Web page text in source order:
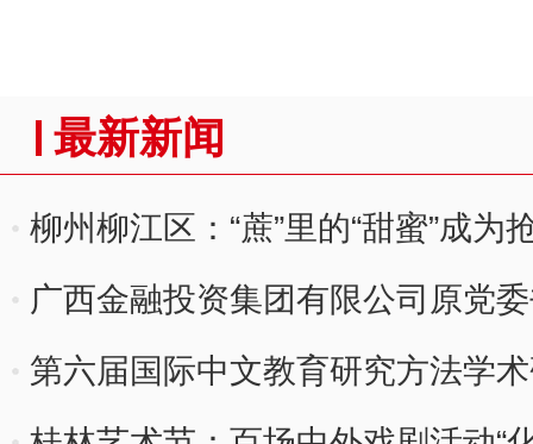
最新新闻
柳州柳江区：“蔗”里的“甜蜜”成为
广西金融投资集团有限公司原党
第六届国际中文教育研究方法学